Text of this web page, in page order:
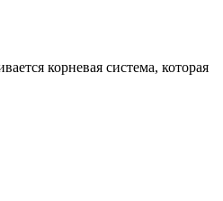
корневая система, которая